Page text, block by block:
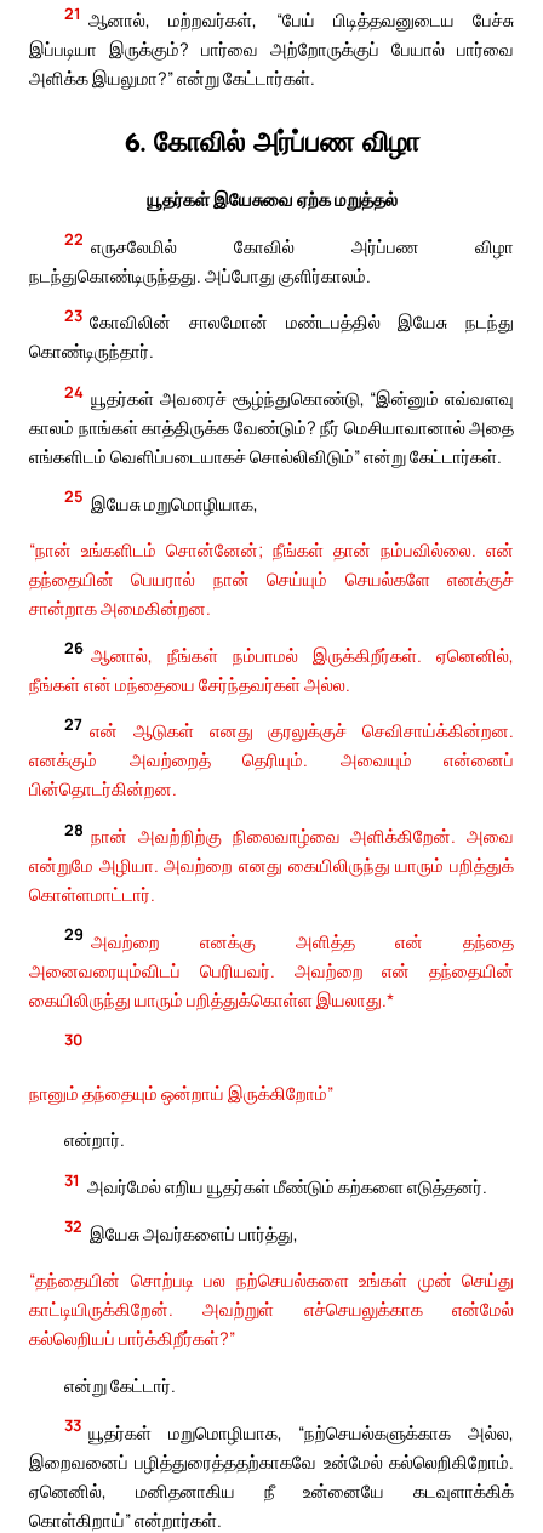
21 ஆனால், மற்றவர்கள், “பேய் பிடித்தவனுடைய பேச்சு
இப்படியா இருக்கும்? பார்வை அற்றோருக்குப் பேயால் பார்வை
அளிக்க இயலுமா?” என்று கேட்டார்கள்.
6. கோவில் அர்ப்பண விழா
யூதர்கள் இயேசுவை ஏற்க மறுத்தல்
22 எருசலேமில் கோவில் அர்ப்பண விழா
நடந்துகொண்டிருந்தது. அப்போது குளிர்காலம்.
23 கோவிலின் சாலமோன் மண்டபத்தில் இயேசு நடந்து
கொண்டிருந்தார்.
24 யூதர்கள் அவரைச் சூழ்ந்துகொண்டு, “இன்னும் எவ்வளவு
காலம் நாங்கள் காத்திருக்க வேண்டும்? நீர் மெசியாவானால் அதை
எங்களிடம் வெளிப்படையாகச் சொல்லிவிடும்” என்று கேட்டார்கள்.
25 இயேசு மறுமொழியாக,
“நான் உங்களிடம் சொன்னேன்; நீங்கள் தான் நம்பவில்லை. என்
தந்தையின் பெயரால் நான் செய்யும் செயல்களே எனக்குச்
சான்றாக அமைகின்றன.
26 ஆனால், நீங்கள் நம்பாமல் இருக்கிறீர்கள். ஏனெனில்,
நீங்கள் என் மந்தையை சேர்ந்தவர்கள் அல்ல.
27 என் ஆடுகள் எனது குரலுக்குச் செவிசாய்க்கின்றன.
எனக்கும் அவற்றைத் தெரியும். அவையும் என்னைப்
பின்தொடர்கின்றன.
28 நான் அவற்றிற்கு நிலைவாழ்வை அளிக்கிறேன். அவை
என்றுமே அழியா. அவற்றை எனது கையிலிருந்து யாரும் பறித்துக்
கொள்ளமாட்டார்.
29 அவற்றை எனக்கு அளித்த என் தந்தை
அனைவரையும்விடப் பெரியவர். அவற்றை என் தந்தையின்
கையிலிருந்து யாரும் பறித்துக்கொள்ள இயலாது.*
30
நானும் தந்தையும் ஒன்றாய் இருக்கிறோம்”
என்றார்.
31 அவர்மேல் எறிய யூதர்கள் மீண்டும் கற்களை எடுத்தனர்.
32 இயேசு அவர்களைப் பார்த்து,
“தந்தையின் சொற்படி பல நற்செயல்களை உங்கள் முன் செய்து
காட்டியிருக்கிறேன். அவற்றுள் எச்செயலுக்காக என்மேல்
கல்லெறியப் பார்க்கிறீர்கள்?”
என்று கேட்டார்.
33 யூதர்கள் மறுமொழியாக, “நற்செயல்களுக்காக அல்ல,
இறைவனைப் பழித்துரைத்ததற்காகவே உன்மேல் கல்லெறிகிறோம்.
ஏனெனில், மனிதனாகிய நீ உன்னையே கடவுளாக்கிக்
கொள்கிறாய்” என்றார்கள்.